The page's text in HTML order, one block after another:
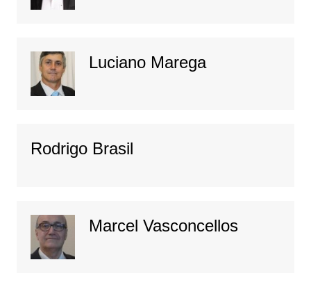
Luciano Marega
Rodrigo Brasil
Marcel Vasconcellos